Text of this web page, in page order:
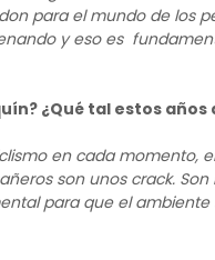
para el mundo de los
y eso es
¿Qué tal estos
en cada momento,
son unos crack.
para que el